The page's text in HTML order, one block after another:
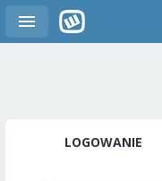
LOGOWANIE